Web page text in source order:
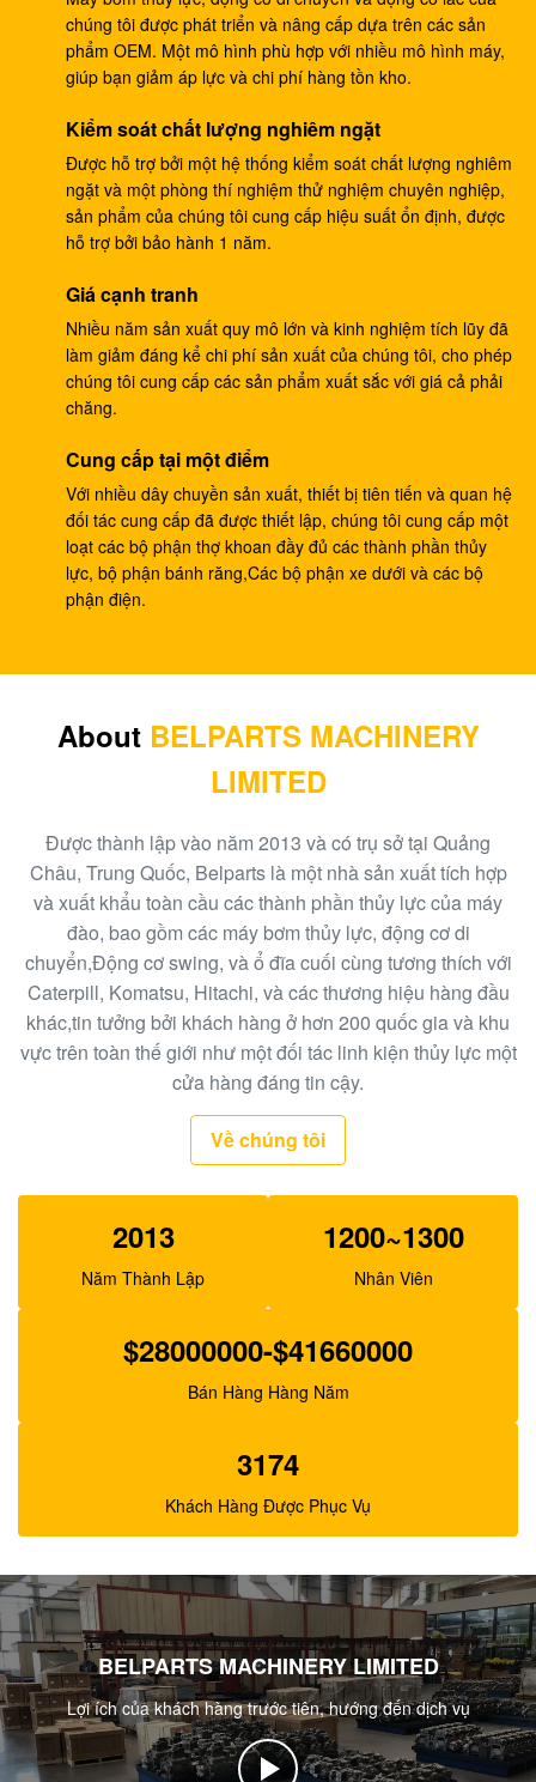
Hộp số du lịch DH220-5 DH220-7 EC210 SANY235
S220LC-5
Máy bơm ram thủy lực 133-6907, Máy bơm thủy lực
cho máy xúc E330B E345
Bơm chính thủy lực máy xúc DH370-9 370-9 bơm
bánh răng DH370-7 370-7 K9005449 bơm thí điểm
995351 hộp giảm tốc
Máy xúc PSVD2-17E Bơm ram thủy lực PSVD2 EC35
VOE11806089 Bơm bánh răng
1107080 hộp số hành trình
Hộp số hành trình máy xúc K1011413A DH258-7
DX260 DH255-5 DX255LC
Máy xúc R110-7 giảm hành trình XJDG-00001 31N3-
Bơm thí điểm máy xúc PC40-6 bơm ram PC40 705-
Bơm bánh răng máy xúc EC480D EC360 bơm thủy
lực SA7220-00510 chính
Hộp số hành trình Máy xúc EC140B XCM150
MBEB170 VOE14573820 giảm hành trình
Máy xúc EC460 bơm thí điểm bơm bánh răng thủy lực
SA8230-08830 bơm ram
Máy xúc SK140-8 Hộp số du lịch SK140SR
YY15V00035F1
Bơm thí điểm máy xúc Belparts SBS140 cho E325C
chúng tôi được phát triển và nâng cấp dựa trên các sản
phẩm OEM. Một mô hình phù hợp với nhiều mô hình máy,
giúp bạn giảm áp lực và chi phí hàng tồn kho.
Kiểm soát chất lượng nghiêm ngặt
Được hỗ trợ bởi một hệ thống kiểm soát chất lượng nghiêm
ngặt và một phòng thí nghiệm thử nghiệm chuyên nghiệp,
sản phẩm của chúng tôi cung cấp hiệu suất ổn định, được
hỗ trợ bởi bảo hành 1 năm.
Giá cạnh tranh
Nhiều năm sản xuất quy mô lớn và kinh nghiệm tích lũy đã
làm giảm đáng kể chi phí sản xuất của chúng tôi, cho phép
chúng tôi cung cấp các sản phẩm xuất sắc với giá cả phải
chăng.
Cung cấp tại một điểm
Với nhiều dây chuyền sản xuất, thiết bị tiên tiến và quan hệ
đối tác cung cấp đã được thiết lập, chúng tôi cung cấp một
loạt các bộ phận thợ khoan đầy đủ các thành phần thủy
lực, bộ phận bánh răng,Các bộ phận xe dưới và các bộ
phận điện.
About BELPARTS MACHINERY
LIMITED
Được thành lập vào năm 2013 và có trụ sở tại Quảng
Châu, Trung Quốc, Belparts là một nhà sản xuất tích hợp
và xuất khẩu toàn cầu các thành phần thủy lực của máy
đào, bao gồm các máy bơm thủy lực, động cơ di
chuyển,Động cơ swing, và ổ đĩa cuối cùng tương thích với
Caterpill, Komatsu, Hitachi, và các thương hiệu hàng đầu
khác,tin tưởng bởi khách hàng ở hơn 200 quốc gia và khu
vực trên toàn thế giới như một đối tác linh kiện thủy lực một
cửa hàng đáng tin cậy.
Về chúng tôi
2013
Năm Thành Lập
1200~1300
Nhân Viên
$28000000-$41660000
Bán Hàng Hàng Năm
3174
Khách Hàng Được Phục Vụ
BELPARTS MACHINERY LIMITED
Lợi ích của khách hàng trước tiên, hướng đến dịch vụ